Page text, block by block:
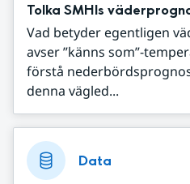
Tolka SMHIs
Vad betyder egentligen
avser ”känns som”-
förstå
denna vägled...
Data